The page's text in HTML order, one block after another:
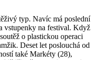
typ. Navíc má poslední
vstupenky na festival. Když
o plastickou operaci
Deset let poslouchá od
také Markéty (28),